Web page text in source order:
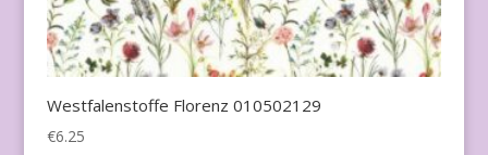
Westfalenstoffe Florenz 010502129
€6.25